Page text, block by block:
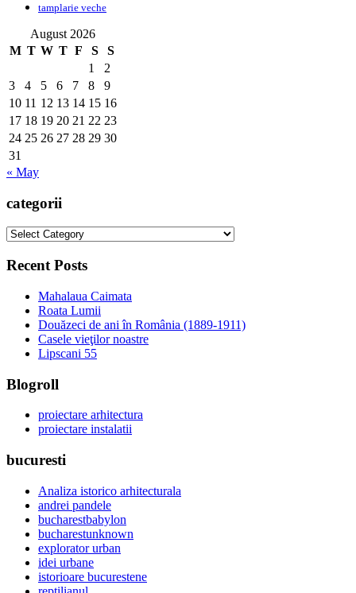
tamplarie veche
August 2026
M T W T F S
S
1
2
3
4 5 6 7 8
9
10 11 12 13 14 15 16
17 18 19 20 21 22 23
24 25 26 27 28 29 30
31
« May
categorii
categorii
Recent Posts
Mahalaua Caimata
Roata Lumii
Douăzeci de ani în România (1889-1911)
Casele vieţilor noastre
Lipscani 55
Blogroll
proiectare arhitectura
proiectare instalatii
bucuresti
Analiza istorico arhitecturala
andrei pandele
bucharestbabylon
bucharestunknown
explorator urban
idei urbane
istorioare bucurestene